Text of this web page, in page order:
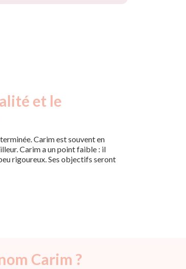
et le
Carim est souvent en
Carim a un point faible : il
rigoureux. Ses objectifs seront
Carim ?